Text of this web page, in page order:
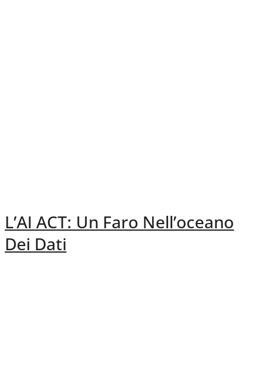
L’AI ACT: Un Faro Nell’oceano
Dei Dati